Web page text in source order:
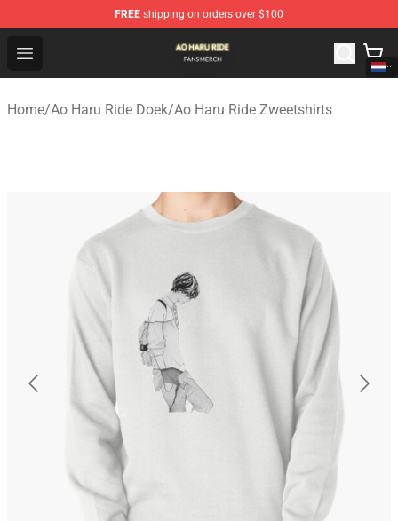
FREE shipping on orders over $100
Open menu
Ao Haru Ride Shop - Official Ao Haru Ride Merchandise
Home/Ao Haru Ride Doek/Ao Haru Ride Zweetshirts